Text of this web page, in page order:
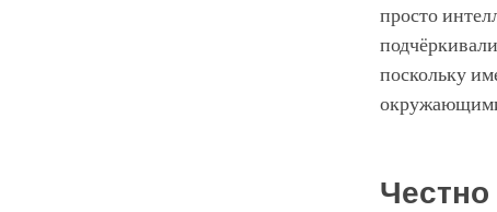
просто
поскольку